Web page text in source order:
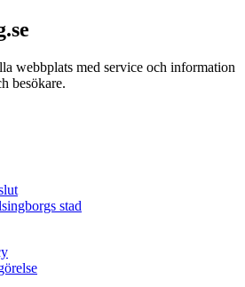
webbplats med service och information
besökare.
stad